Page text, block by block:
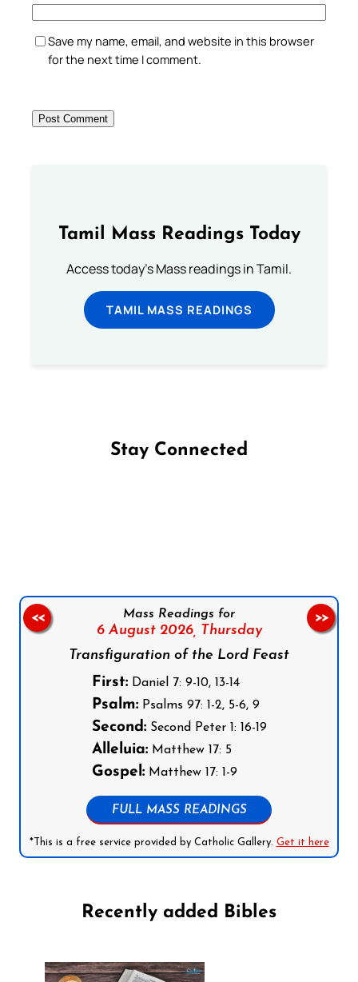
Save my name, email, and website in this browser
for the next time I comment.
Tamil Mass Readings Today
Access today's Mass readings in Tamil.
TAMIL MASS READINGS
Stay Connected
Mass Readings for
6 August 2026,
Thursday
Transfiguration of the Lord Feast
First:Daniel 7: 9-10, 13-14
Psalm:Psalms 97: 1-2, 5-6, 9
Second:Second Peter 1: 16-19
Alleluia:Matthew 17: 5
Gospel:Matthew 17: 1-9
FULL MASS READINGS
*This is a free service provided by Catholic Gallery. Get it here
<< >>
Recently added Bibles